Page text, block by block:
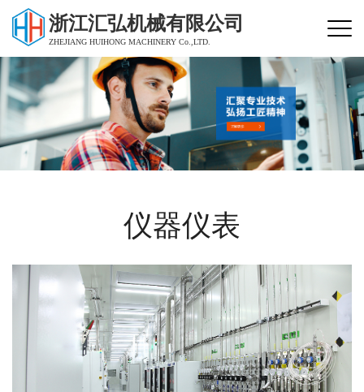
浙江汇弘机械有限公司
ZHEJIANG HUIHONG MACHINERY Co.,LTD.
仪器仪表